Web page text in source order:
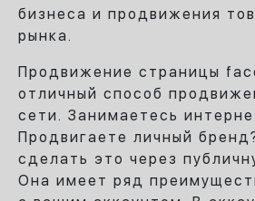
бизнеса и продвижения
рынка.
Продвижение страницы
отличный способ
сети. Занимаетесь
Продвигаете личный
сделать это через
Она имеет ряд